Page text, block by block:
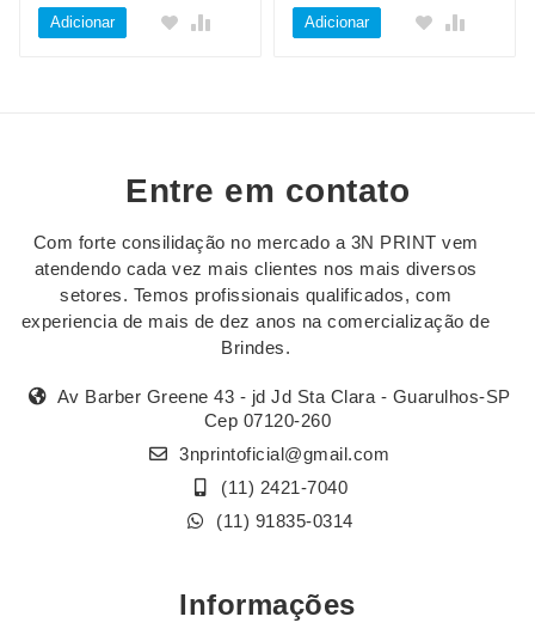
Adicionar Adicionar
Entre em contato
Com forte consilidação no mercado a 3N PRINT vem
atendendo cada vez mais clientes nos mais diversos
setores. Temos profissionais qualificados, com
experiencia de mais de dez anos na comercialização de
Brindes.
Av Barber Greene 43 - jd Jd Sta Clara - Guarulhos-SP
Cep 07120-260
3nprintoficial@gmail.com
(11) 2421-7040
(11) 91835-0314
Informações